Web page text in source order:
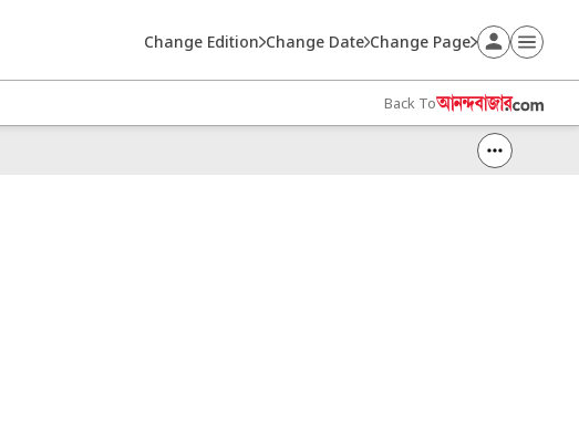
Change Edition Change Date Change Page
Back To